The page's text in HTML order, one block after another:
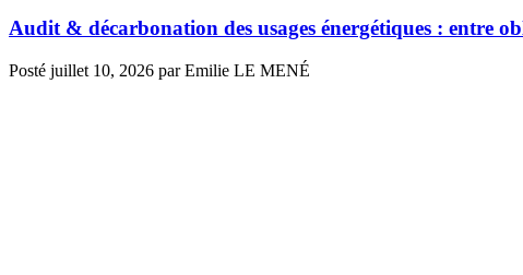
Audit & décarbonation des usages énergétiques : entre
Posté juillet 10, 2026 par Emilie LE MENÉ